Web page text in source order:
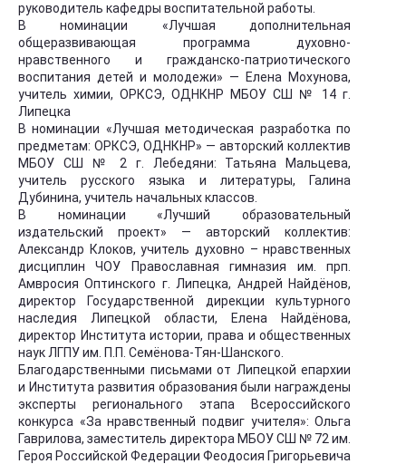
руководитель кафедры воспитательной работы.
В номинации «Лучшая дополнительная
общеразвивающая программа духовно-
нравственного и гражданско-патриотического
воспитания детей и молодежи» — Елена Мохунова,
учитель химии, ОРКСЭ, ОДНКНР МБОУ СШ № 14 г.
Липецка
В номинации «Лучшая методическая разработка по
предметам: ОРКСЭ, ОДНКНР» — авторский коллектив
МБОУ СШ № 2 г. Лебедяни: Татьяна Мальцева,
учитель русского языка и литературы, Галина
Дубинина, учитель начальных классов.
В номинации «Лучший образовательный
издательский проект» — авторский коллектив:
Александр Клоков, учитель духовно – нравственных
дисциплин ЧОУ Православная гимназия им. прп.
Амвросия Оптинского г. Липецка, Андрей Найдёнов,
директор Государственной дирекции культурного
наследия Липецкой области, Елена Найдёнова,
директор Института истории, права и общественных
наук ЛГПУ им. П.П. Семёнова-Тян-Шанского.
Благодарственными письмами от Липецкой епархии
и Института развития образования были награждены
эксперты регионального этапа Всероссийского
конкурса «За нравственный подвиг учителя»: Ольга
Гаврилова, заместитель директора МБОУ СШ № 72 им.
Героя Российской Федерации Феодосия Григорьевича